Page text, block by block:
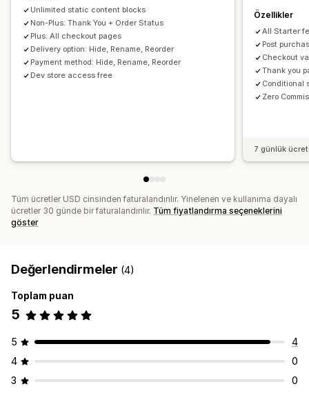
Yapay zeka önerileri
Analizler
Tıklama oranı Dönüşüm oranları Huni performansı
Unlimited static content blocks
Non-Plus: Thank You + Order Status
Plus: All checkout pages
Delivery option: Hide, Rename, Reorder
Payment method: Hide, Rename, Reorder
Dev store access free
Özellikler
All Starter
Post
Checkout
Thank you
Conditional
Zero
7 günlük
Tüm ücretler USD cinsinden faturalandırılır. Yinelenen ve kullanıma dayalı
ücretler 30 günde bir faturalandırılır. Tüm fiyatlandırma seçeneklerini
göster
Değerlendirmeler (4)
Toplam puan
5
5
4
4
0
3
0